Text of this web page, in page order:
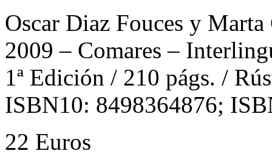
Oscar Diaz Fouces y Marta
2009 – Comares –
1ª Edición / 210 págs. /
ISBN10: 8498364876;
22 Euros